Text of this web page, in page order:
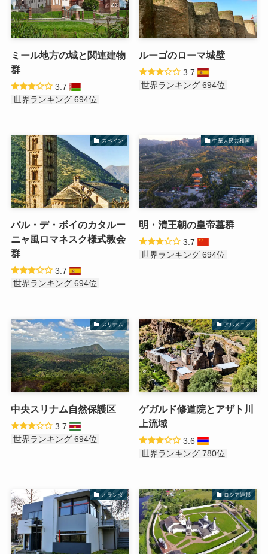
ミール地方の城と関連建物
群
3.7
世界ランキング 694位
ルーゴのローマ城壁
3.7
世界ランキング 694位
スペイン
バル・デ・ボイのカタルー
ニャ風ロマネスク様式教会
群
3.7
世界ランキング 694位
中華人民共和国
明・清王朝の皇帝墓群
3.7
世界ランキング 694位
スリナム
中央スリナム自然保護区
3.7
世界ランキング 694位
アルメニア
ゲガルド修道院とアザト川
上流域
3.6
世界ランキング 780位
オランダ ロシア連邦